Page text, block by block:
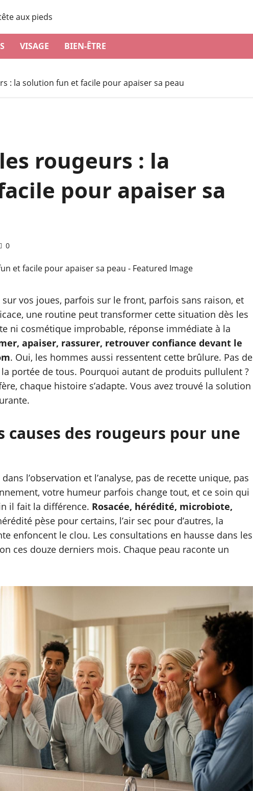
VISAGE BIEN-ÊTRE
: la solution fun et facile pour apaiser sa peau
rougeurs : la
pour apaiser sa
0
vos joues, parfois sur le front, parfois sans raison, et
une routine peut transformer cette situation dès les
ni cosmétique improbable, réponse immédiate à la
apaiser, rassurer, retrouver confiance devant le
. Oui, les hommes aussi ressentent cette brûlure. Pas de
portée de tous. Pourquoi autant de produits pullulent ?
chaque histoire s’adapte. Vous avez trouvé la solution
causes des rougeurs pour une
l’observation et l’analyse, pas de recette unique, pas
votre humeur parfois change tout, et ce soin qui
il fait la différence. Rosacée, hérédité, microbiote,
pèse pour certains, l’air sec pour d’autres, la
enfoncent le clou. Les consultations en hausse dans les
ces douze derniers mois. Chaque peau raconte un